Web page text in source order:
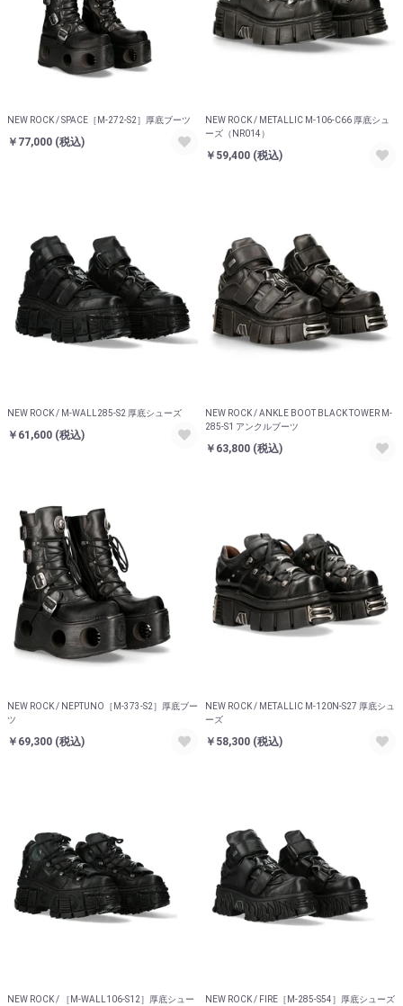
NEW ROCK / SPACE［M-272-S2］厚底ブーツ
￥77,000 (税込)
NEW ROCK / METALLIC M-106-C66 厚底シュ
ーズ（NR014）
￥59,400 (税込)
NEW ROCK / M-WALL285-S2 厚底シューズ
￥61,600 (税込)
NEW ROCK / ANKLE BOOT BLACK TOWER M-
285-S1 アンクルブーツ
￥63,800 (税込)
NEW ROCK / NEPTUNO［M-373-S2］厚底ブー
ツ
￥69,300 (税込)
NEW ROCK / METALLIC M-120N-S27 厚底シュ
ーズ
￥58,300 (税込)
NEW ROCK / ［M-WALL106-S12］厚底シュー
NEW ROCK / FIRE［M-285-S54］厚底シューズ